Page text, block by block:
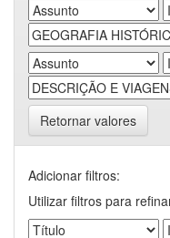
Retornar valores
Adicionar filtros:
Utilizar filtros para